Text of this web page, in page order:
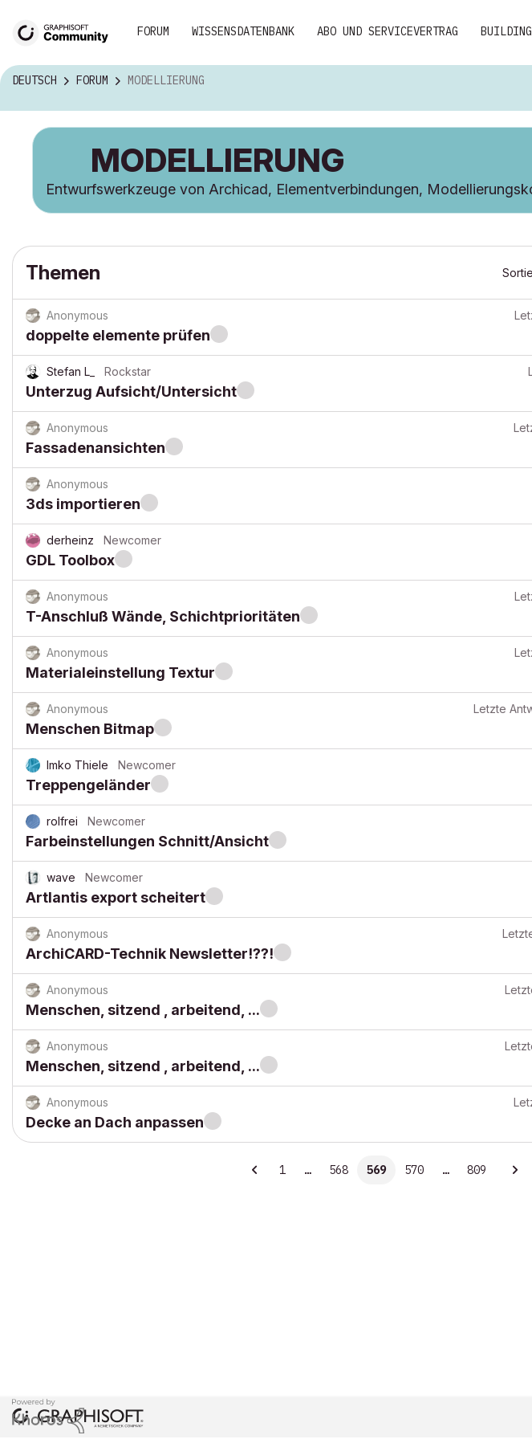
FORUM WISSENSDATENBANK ABO UND SERVICEVERTRAG
DEUTSCH FORUM MODELLIERUNG
MODELLIERUNG
Entwurfswerkzeuge von Archicad, Elementverbindungen,
Themen
Anonymous
doppelte elemente prüfen
Stefan L_ Rockstar
Unterzug Aufsicht/Untersicht
Anonymous
Fassadenansichten
Anonymous
3ds importieren
derheinz Newcomer
GDL Toolbox
Anonymous
T-Anschluß Wände, Schichtprioritäten
Anonymous
Materialeinstellung Textur
Anonymous Letzte
Menschen Bitmap
Imko Thiele Newcomer
Treppengeländer
rolfrei Newcomer
Farbeinstellungen Schnitt/Ansicht
wave Newcomer
Artlantis export scheitert
Anonymous
ArchiCARD-Technik Newsletter!??!
Anonymous
Menschen, sitzend , arbeitend, ...
Anonymous
Menschen, sitzend , arbeitend, ...
Anonymous
Decke an Dach anpassen
1 … 568 569 570 … 809